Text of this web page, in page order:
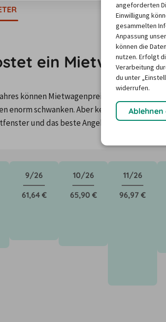
ein Mietwagen
können Mietwagenpreise durch
enorm schwanken. Aber keine Panik:
und das beste Angebot für den
9/26
61,64 €
10/26
65,90 €
11/26
96,97 €
angeforderten
Einwilligung
gesammelten
Anpassung
können die
nutzen. Erfolgt
Verarbeitung
du unter
widerrufen.